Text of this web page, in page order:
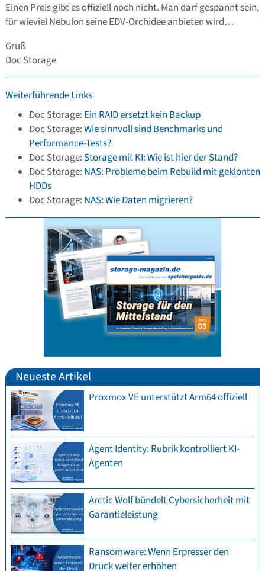
Einen Preis gibt es offiziell noch nicht. Man darf gespannt sein,
für wieviel Nebulon seine EDV-Orchidee anbieten wird…
Gruß
Doc Storage
Weiterführende Links
Doc Storage: Ein RAID ersetzt kein Backup
Doc Storage:Wie sinnvoll sind Benchmarks und
Performance-Tests?
Doc Storage: Storage mit KI: Wie ist hier der Stand?
Doc Storage: NAS: Probleme beim Rebuild mit geklonten
HDDs
Doc Storage: NAS: Wie Daten migrieren?
Neueste Artikel
Proxmox VE unterstützt Arm64 offiziell
Agent Identity: Rubrik kontrolliert KI-
Agenten
Arctic Wolf bündelt Cybersicherheit mit
Garantieleistung
Ransomware: Wenn Erpresser den
Druck weiter erhöhen